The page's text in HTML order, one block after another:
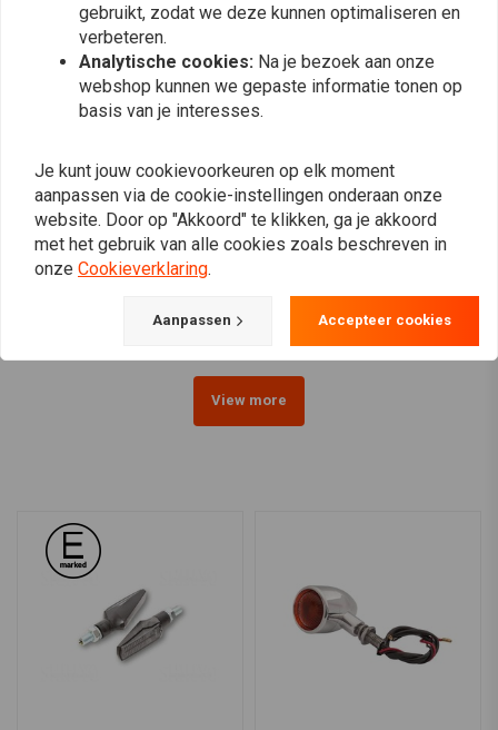
Stuur Montage LED
Knipperlicht Set (Kort)
(selecteer kleur)
Stuur Montage LED
Knipperlicht Set (Lang)
View more
gebruikt, zodat we deze kunnen optimaliseren en
verbeteren.
Analytische cookies: Na je bezoek aan onze
webshop kunnen we gepaste informatie tonen op
basis van je interesses.
Je kunt jouw cookievoorkeuren op elk moment
aanpassen via de cookie-instellingen onderaan onze
website. Door op "Akkoord" te klikken, ga je akkoord
met het gebruik van alle cookies zoals beschreven in
onze Cookieverklaring.
Aanpassen Accepteer cookies